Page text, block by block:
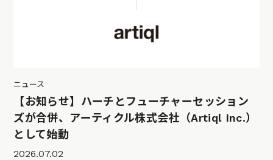
ニュース
【お知らせ】ハーチとフューチャーセッション
ズが合併、アーティクル株式会社（Artiql Inc.）
として始動
2026.07.02